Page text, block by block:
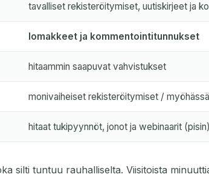
tavalliset rekisteröitymiset, uutiskirjeet ja
lomakkeet ja kommentointitunnukset
hitaammin saapuvat vahvistukset
monivaiheiset rekisteröitymiset /
hitaat tukipyynnöt, jonot ja webinaarit (pisin)
silti tuntuu rauhalliselta. Viisitoista